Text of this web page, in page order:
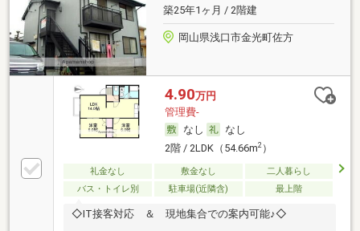
築25年1ヶ月 / 2階建
岡山県浅口市金光町佐方
4.90万円
管理費-
なし
なし
2階 / 2LDK（54.66m2）
礼金なし 敷金なし
二人暮らし
バス・トイレ別
駐車場(近隣含) 最上階
◇IT接客対応 ＆ 現地集合での案内可能♪◇